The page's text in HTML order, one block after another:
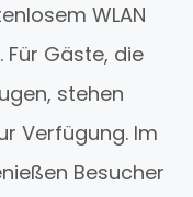
WLAN
Gäste, die
stehen
Verfügung. Im
Besucher